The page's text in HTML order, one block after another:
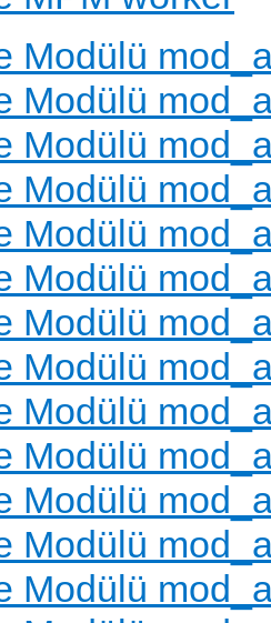
Modülü
Modülü
Modülü
Modülü
Modülü
Modülü
Modülü
Modülü
Modülü
Modülü
Modülü
Modülü
Modülü